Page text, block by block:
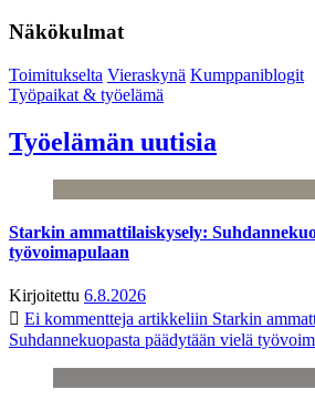
Näkökulmat
Toimitukselta Vieraskynä Kumppaniblogit
Työpaikat & työelämä
Työelämän uutisia
Starkin ammattilaiskysely:
työvoimapulaan
Kirjoitettu 6.8.2026
Ei kommentteja artikkeliin Starkin
Suhdannekuopasta päädytään vielä